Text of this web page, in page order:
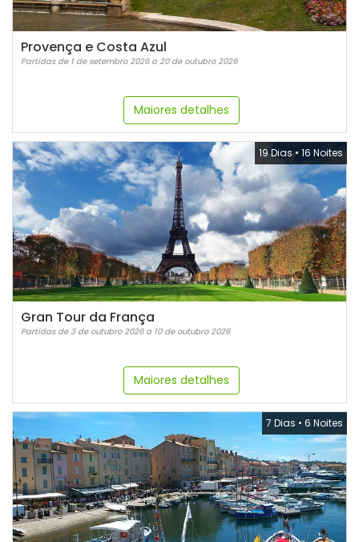
Provença e Costa Azul
Partidas de 1 de setembro 2026 a 20 de outubro 2026
Maiores detalhes
19 Dias • 16 Noites
Gran Tour da França
Partidas de 3 de outubro 2026 a 10 de outubro 2026
Maiores detalhes
7 Dias • 6 Noites